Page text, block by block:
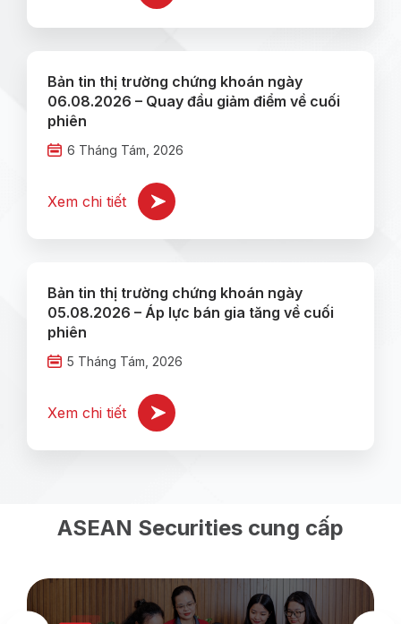
Bản tin thị trường chứng khoán ngày
06.08.2026 – Quay đầu giảm điểm về cuối
phiên
6 Tháng Tám, 2026
Xem chi tiết
Bản tin thị trường chứng khoán ngày
05.08.2026 – Áp lực bán gia tăng về cuối
phiên
5 Tháng Tám, 2026
Xem chi tiết
ASEAN Securities cung cấp